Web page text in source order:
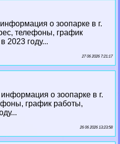
о зоопарке в г.
телефоны, график
2023 году...
27 06 2026 7:21:17
о зоопарке в г.
график работы,
26 06 2026 13:23:58